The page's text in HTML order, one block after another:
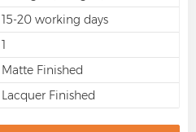
15-20 working days
1
Matte Finished
Lacquer Finished